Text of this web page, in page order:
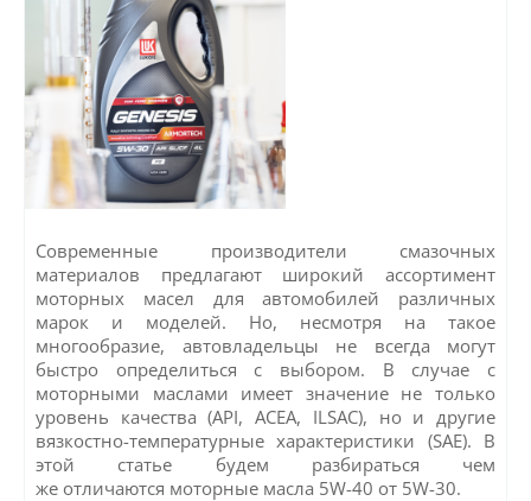
Современные производители смазочных
материалов предлагают широкий ассортимент
моторных масел для автомобилей различных
марок и моделей. Но, несмотря на такое
многообразие, автовладельцы не всегда могут
быстро определиться с выбором. В случае с
моторными маслами имеет значение не только
уровень качества (API, ACEA, ILSAC), но и другие
вязкостно-температурные характеристики (SAE). В
этой статье будем разбираться чем
же отличаются моторные масла 5W-40 от 5W-30.